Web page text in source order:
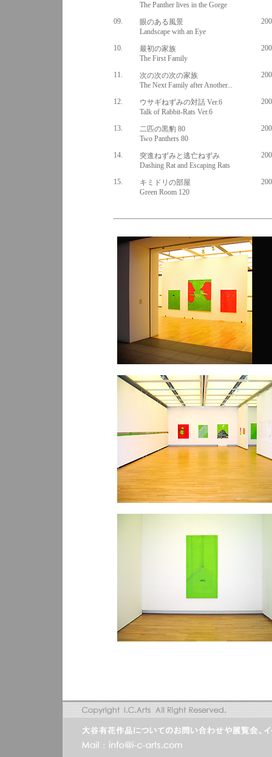
The Panther lives in the Gorge
09.
眼のある風景
Landscape with an Eye
10.
最初の家族
The First Family
11.
次の次の次の家族
The Next Family after Another...
12.
ウサギねずみの対話 Ver.6
Talk of Rabbit-Rats Ver.6
13.
二匹の黒豹 80
Two Panthers 80
14.
突進ねずみと逃亡ねずみ
Dashing Rat and Escaping Rats
15.
キミドリの部屋
Green Room 120